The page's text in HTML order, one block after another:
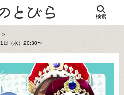
検索
日（水）20:30〜